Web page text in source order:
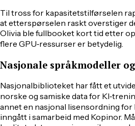
Til tross for kapasitetstilførselen
at etterspørselen raskt overstiger
Olivia ble fullbooket kort tid etter
flere GPU‑ressurser er betydelig.
Nasjonale språkmodeller
Nasjonalbiblioteket har fått et
norske og samiske data for
annet en nasjonal lisensordning for
inngått i samarbeid med Kopinor.